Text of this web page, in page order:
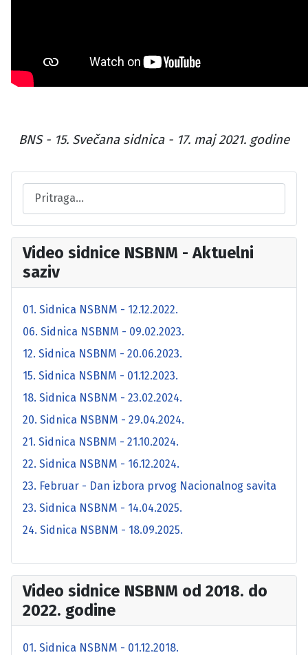
BNS - 15. Svečana sidnica - 17. maj 2021. godine
Video sidnice NSBNM - Aktuelni
saziv
01. Sidnica NSBNM - 12.12.2022.
06. Sidnica NSBNM - 09.02.2023.
12. Sidnica NSBNM - 20.06.2023.
15. Sidnica NSBNM - 01.12.2023.
18. Sidnica NSBNM - 23.02.2024.
20. Sidnica NSBNM - 29.04.2024.
21. Sidnica NSBNM - 21.10.2024.
22. Sidnica NSBNM - 16.12.2024.
23. Februar - Dan izbora prvog Nacionalnog savita
23. Sidnica NSBNM - 14.04.2025.
24. Sidnica NSBNM - 18.09.2025.
Video sidnice NSBNM od 2018. do
2022. godine
01. Sidnica NSBNM - 01.12.2018.